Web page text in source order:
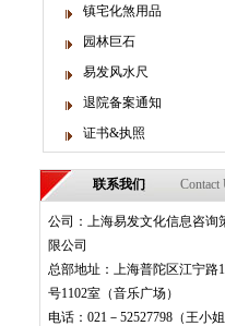
镇宅化煞用品
园林巨石
易发风水尺
退院备案通知
证书&执照
联系我们 Contact
公司：上海易发文化信息咨询
限公司
总部地址：上海普陀区江宁路
号1102室（音乐广场）
电话：021－52527798（王小姐